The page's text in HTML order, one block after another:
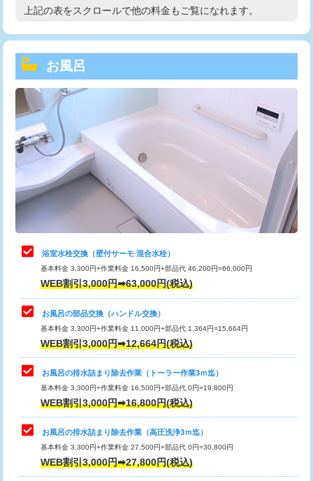
高度高圧洗浄換 現地調査
トーラー機使用/3mまで
追加トーラー機使用/3m超え
カメラ調査 33,000円
桝清掃 8,800円
止水・漏水調査・防水処理・清掃・修
理・調整・分解・加工など（軽作業）
止水・漏水調査・防水処理・清掃・修
理・調整・分解・加工など（中作業）
22,000円
止水・漏水調査・防水処理・清掃・修
理・調整・分解・加工など（重作業）
33,000円
トイレタンク脱着
トイレ便器脱着
タンクレストイレ脱着 33,000円
小便器トイレ脱着
その他部品の脱着 8,800円～
交換・取付（タンク）
上記の表をスクロールで他の料金もご覧になれます。
お風呂
浴室水栓交換（壁付サーモ 混合水栓）
基本料金 3,300円+作業料金 16,500円+部品代 46,200円=66,000円
WEB割引3,000円➡63,000円(税込)
お風呂の部品交換（ハンドル交換）
基本料金 3,300円+作業料金 11,000円+部品代 1,364円=15,664円
WEB割引3,000円➡12,664円(税込)
お風呂の排水詰まり除去作業（トーラー作業3ｍ迄）
基本料金 3,300円+作業料金 16,500円+部品代 0円=19,800円
WEB割引3,000円➡16,800円(税込)
お風呂の排水詰まり除去作業（高圧洗浄3ｍ迄）
基本料金 3,300円+作業料金 27,500円+部品代 0円=30,800円
WEB割引3,000円➡27,800円(税込)